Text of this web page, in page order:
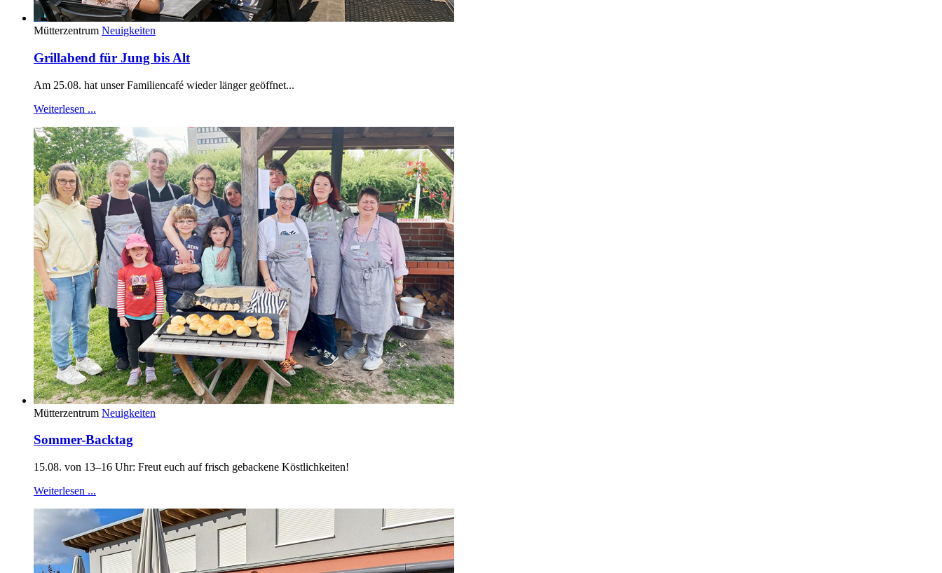
Mütterzentrum Neuigkeiten
Grillabend für Jung bis Alt
Am 25.08. hat unser Familiencafé wieder länger geöffnet...
Weiterlesen ...
Mütterzentrum Neuigkeiten
Sommer-Backtag
15.08. von 13–16 Uhr: Freut euch auf frisch gebackene Köstlichkeiten!
Weiterlesen ...